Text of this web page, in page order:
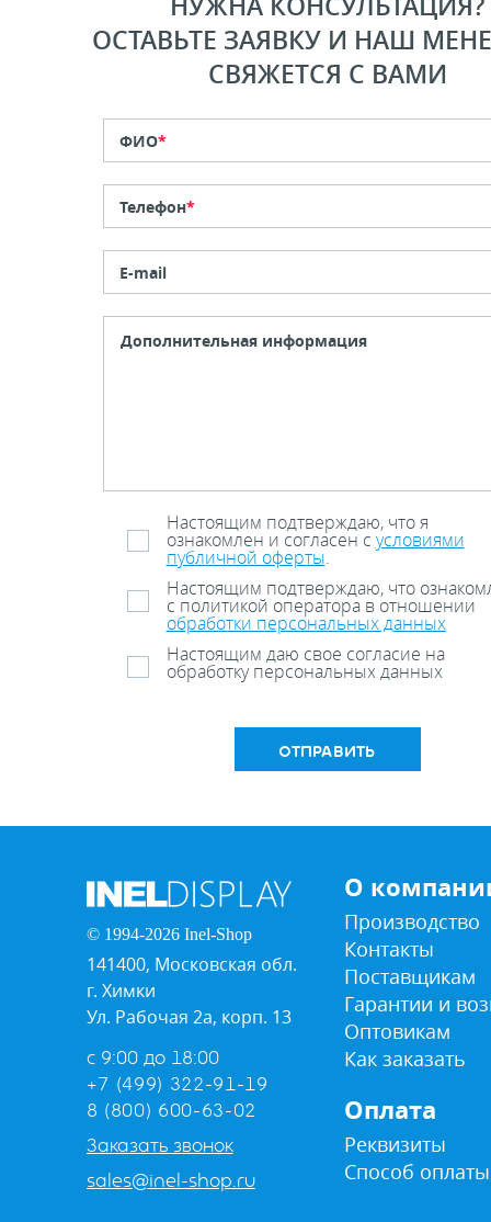
ОСТАВЬТЕ ЗАЯВКУ И НАШ
СВЯЖЕТСЯ С ВАМИ
ФИО*
Телефон*
E-mail
Настоящим подтверждаю, что я
ознакомлен и согласен с условиями
публичной оферты.
Настоящим подтверждаю, что
с политикой оператора в отношении
обработки персональных данных
Настоящим даю свое согласие на
обработку персональных данных
ОТПРАВИТЬ
© 1994-2026 Inel-Shop
141400, Московская обл.
г. Химки
Ул. Рабочая 2а, корп. 13
с 9:00 до 18:00
+7 (499) 322-91-19
8 (800) 600-63-02
Заказать звонок
sales@inel-shop.ru
О
Производство
Контакты
Поставщикам
Гарантии и
Оптовикам
Как заказать
Оплата
Реквизиты
Способ оплаты